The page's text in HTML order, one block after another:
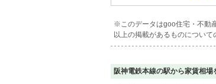
※このデータはgoo住宅・不動
以上の掲載があるものについて
阪神電鉄本線の駅から家賃相場